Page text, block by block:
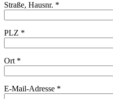
Straße, Hausnr. *
PLZ *
Ort *
E-Mail-Adresse *